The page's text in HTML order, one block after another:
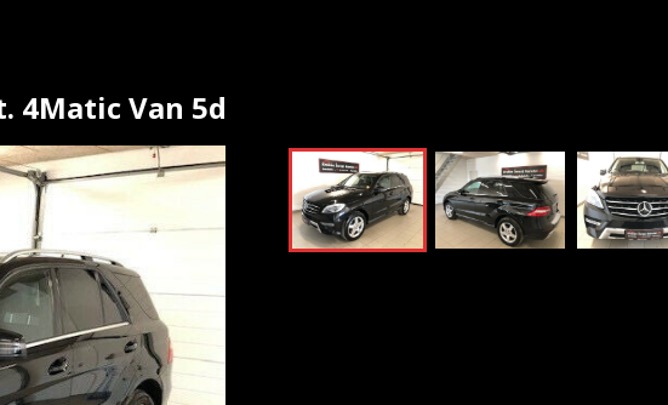
4Matic Van 5d